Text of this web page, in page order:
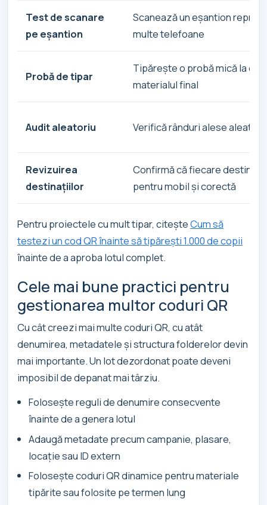
Test de scanare
pe eșantion
Scanează un eșantion
multe telefoane
Probă de tipar
Tipărește o probă mică la
materialul final
Audit aleatoriu Verifică rânduri alese
Revizuirea
destinațiilor
Confirmă că fiecare
pentru mobil și corectă
Pentru proiectele cu mult tipar, citeșteCum să
testezi un cod QR înainte să tipărești 1.000 de copii
înainte de a aproba lotul complet.
Cele mai bune practici pentru
gestionarea multor coduri QR
Cu cât creezi mai multe coduri QR, cu atât
denumirea, metadatele și structura folderelor devin
mai importante. Un lot dezordonat poate deveni
imposibil de depanat mai târziu.
Folosește reguli de denumire consecvente
înainte de a genera lotul
Adaugă metadate precum campanie, plasare,
locație sau ID extern
Folosește coduri QR dinamice pentru materiale
tipărite sau folosite pe termen lung